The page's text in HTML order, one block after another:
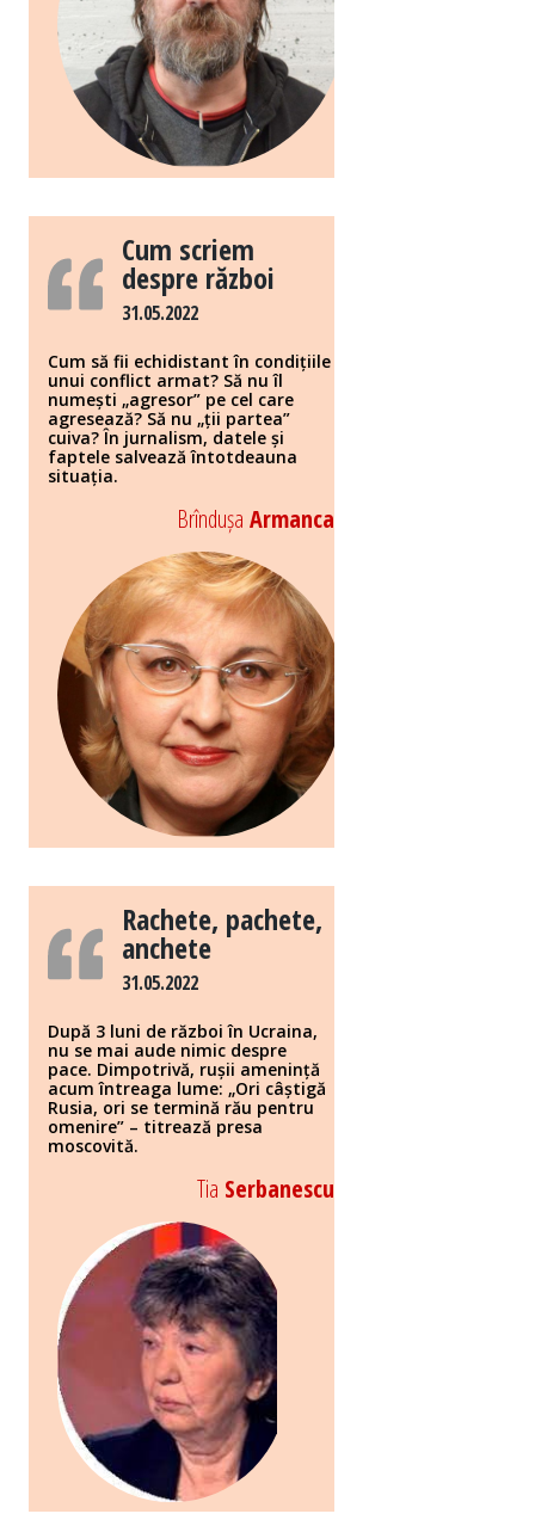
Cum scriem
despre război
31.05.2022
Cum să fii echidistant în condițiile
unui conflict armat? Să nu îl
numești „agresor” pe cel care
agresează? Să nu „ții partea”
cuiva? În jurnalism, datele și
faptele salvează întotdeauna
situația.
Brîndușa Armanca
Rachete, pachete,
anchete
31.05.2022
După 3 luni de război în Ucraina,
nu se mai aude nimic despre
pace. Dimpotrivă, rușii amenință
acum întreaga lume: „Ori câștigă
Rusia, ori se termină rău pentru
omenire” – titrează presa
moscovită.
Tia Serbanescu